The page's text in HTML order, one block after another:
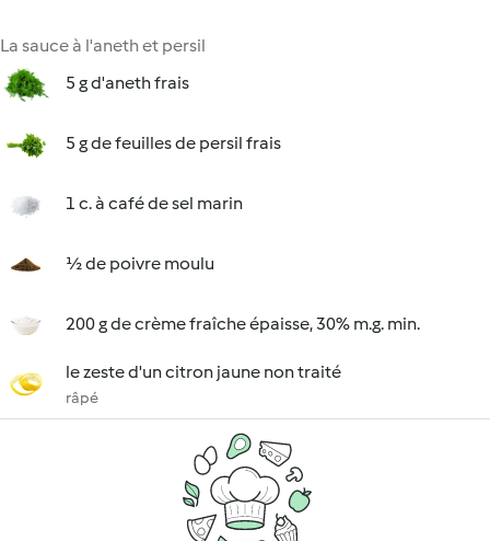
La sauce à l'aneth et persil
5 g d'aneth frais
5 g de feuilles de persil frais
1 c. à café de sel marin
½ de poivre moulu
200 g de crème fraîche épaisse, 30% m.g. min.
le zeste d'un citron jaune non traité
râpé